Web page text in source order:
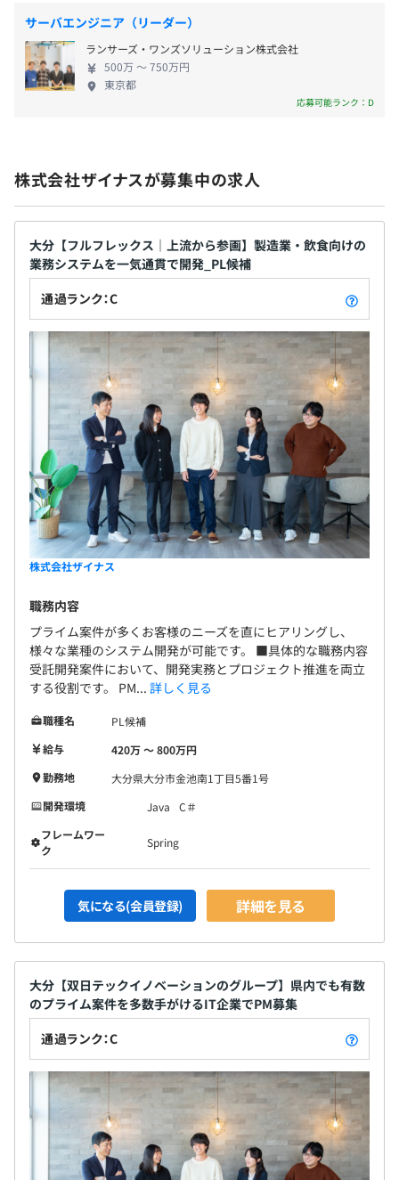
賞与：年2回（7月、12月）※2カ月分
昇給：年2回（4月、10月）
社会保険完備（健康保険・厚生年金加入・雇用保険・労災
保険）
3カ月
サーバエンジニア（リーダー）
ランサーズ・ワンズソリューション株式会社
500万 〜 750万円
東京都
応募可能ランク：D
株式会社ザイナスが募集中の求人
大分【フルフレックス｜上流から参画】製造業・飲食向けの
業務システムを一気通貫で開発_PL候補
通過ランク：C
株式会社ザイナス
職務内容
プライム案件が多くお客様のニーズを直にヒアリングし、
様々な業種のシステム開発が可能です。 ■具体的な職務内容
受託開発案件において、開発実務とプロジェクト推進を両立
する役割です。 PM... 詳しく見る
職種名
PL候補
給与
420万 〜 800万円
勤務地
大分県大分市金池南1丁目5番1号
開発環境
Java
C＃
フレームワー
ク
Spring
気になる(会員登録) 詳細を見る
大分【双日テックイノベーションのグループ】県内でも有数
のプライム案件を多数手がけるIT企業でPM募集
通過ランク：C